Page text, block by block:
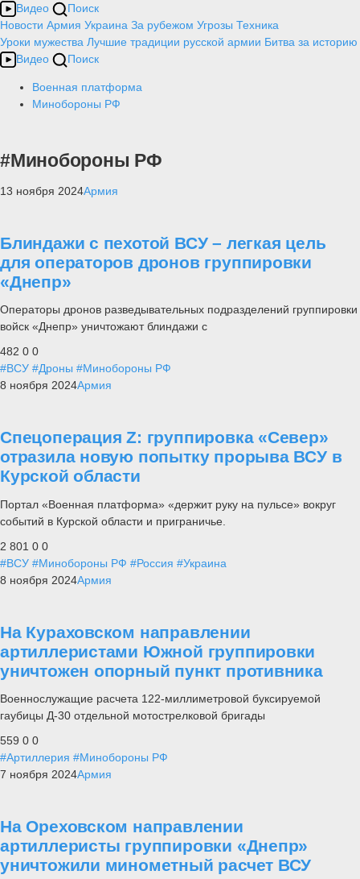
Видео
Поиск
Новости Армия Украина За рубежом Угрозы Техника
Уроки мужества Лучшие традиции русской армии Битва за историю
Видео
Поиск
Военная платформа
Минобороны РФ
#Минобороны РФ
13 ноября 2024Армия
Блиндажи с пехотой ВСУ – легкая цель
для операторов дронов группировки
«Днепр»
Операторы дронов разведывательных подразделений группировки
войск «Днепр» уничтожают блиндажи с
482 0 0
#ВСУ #Дроны #Минобороны РФ
8 ноября 2024Армия
Спецоперация Z: группировка «Север»
отразила новую попытку прорыва ВСУ в
Курской области
Портал «Военная платформа» «держит руку на пульсе» вокруг
событий в Курской области и приграничье.
2 801 0 0
#ВСУ #Минобороны РФ #Россия #Украина
8 ноября 2024Армия
На Кураховском направлении
артиллеристами Южной группировки
уничтожен опорный пункт противника
Военнослужащие расчета 122-миллиметровой буксируемой
гаубицы Д-30 отдельной мотострелковой бригады
559 0 0
#Артиллерия #Минобороны РФ
7 ноября 2024Армия
На Ореховском направлении
артиллеристы группировки «Днепр»
уничтожили минометный расчет ВСУ